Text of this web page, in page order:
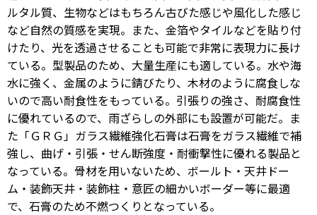
ルタル質、生物などはもちろん古びた感じや風化した感じ
など自然の質感を実現。また、金箔やタイルなどを貼り付
けたり、光を透過させることも可能で非常に表現力に長け
ている。型製品のため、大量生産にも適している。水や海
水に強く、金属のように錆びたり、木材のように腐食しな
いので高い耐食性をもっている。引張りの強さ、耐腐食性
に優れているので、雨ざらしの外部にも設置が可能だ。ま
た「ＧＲＧ」ガラス繊維強化石膏は石膏をガラス繊維で補
強し、曲げ・引張・せん断強度・耐衝撃性に優れる製品と
なっている。骨材を用いないため、ボールト・天井ドー
ム・装飾天井・装飾柱・意匠の細かいボーダー等に最適
で、石膏のため不燃つくりとなっている。